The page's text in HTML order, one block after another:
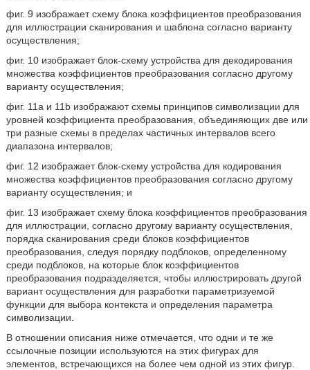
фиг. 9 изображает схему блока коэффициентов преобразования
для иллюстрации сканирования и шаблона согласно варианту
осуществления;
фиг. 10 изображает блок-схему устройства для декодирования
множества коэффициентов преобразования согласно другому
варианту осуществления;
фиг. 11a и 11b изображают схемы принципов символизации для
уровней коэффициента преобразования, объединяющих две или
три разные схемы в пределах частичных интервалов всего
диапазона интервалов;
фиг. 12 изображает блок-схему устройства для кодирования
множества коэффициентов преобразования согласно другому
варианту осуществления; и
фиг. 13 изображает схему блока коэффициентов преобразования
для иллюстрации, согласно другому варианту осуществления,
порядка сканирования среди блоков коэффициентов
преобразования, следуя порядку подблоков, определенному
среди подблоков, на которые блок коэффициентов
преобразования подразделяется, чтобы иллюстрировать другой
вариант осуществления для разработки параметризуемой
функции для выбора контекста и определения параметра
символизации.
В отношении описания ниже отмечается, что одни и те же
ссылочные позиции используются на этих фигурах для
элементов, встречающихся на более чем одной из этих фигур.